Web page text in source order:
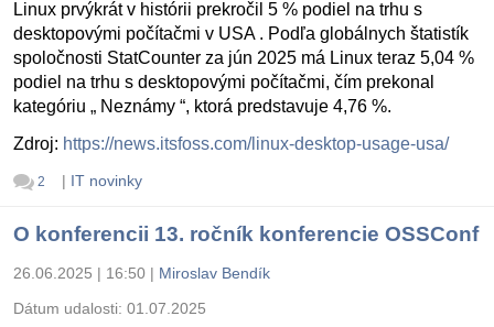
Linux prvýkrát v histórii prekročil 5 % podiel na trhu s
desktopovými počítačmi v USA . Podľa globálnych štatistík
spoločnosti StatCounter za jún 2025 má Linux teraz 5,04 %
podiel na trhu s desktopovými počítačmi, čím prekonal
kategóriu „ Neznámy “, ktorá predstavuje 4,76 %.
Zdroj: https://news.itsfoss.com/linux-desktop-usage-usa/
2 | IT novinky
O konferencii 13. ročník konferencie OSSConf
26.06.2025 | 16:50 | Miroslav Bendík
Dátum udalosti: 01.07.2025